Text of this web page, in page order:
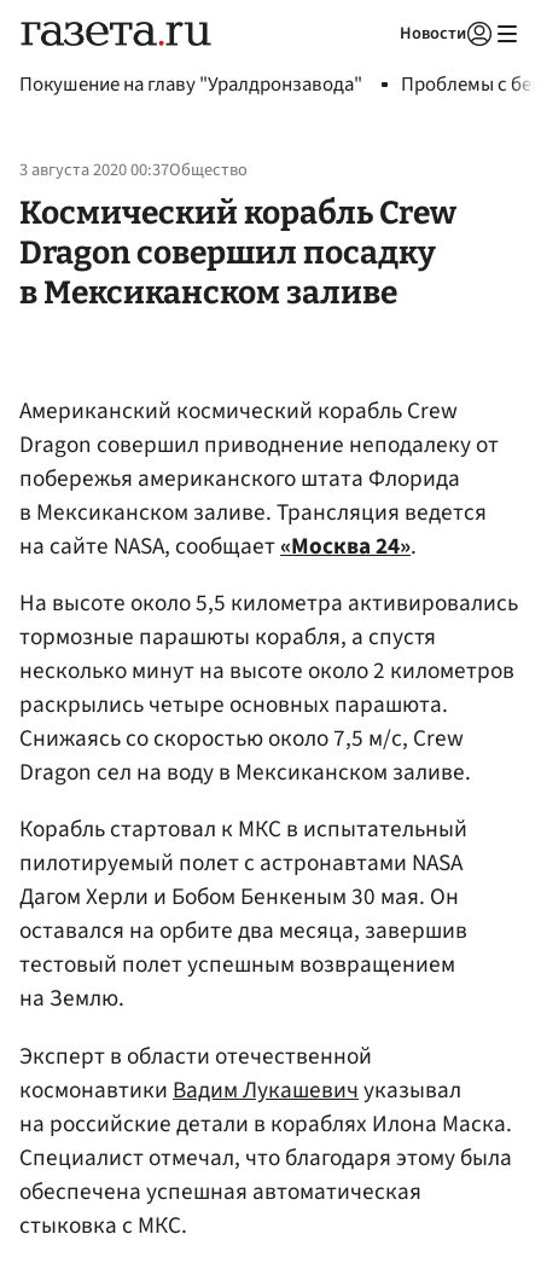
Новости
Покушение на главу "Уралдронзавода" Проблемы с
3 августа 2020 00:37Общество
Космический корабль Crew
Dragon совершил посадку
в Мексиканском заливе
Американский космический корабль Crew
Dragon совершил приводнение неподалеку от
побережья американского штата Флорида
в Мексиканском заливе. Трансляция ведется
на сайте NASA, сообщает«Москва 24».
На высоте около 5,5 километра активировались
тормозные парашюты корабля, а спустя
несколько минут на высоте около 2 километров
раскрылись четыре основных парашюта.
Снижаясь со скоростью около 7,5 м/с, Crew
Dragon сел на воду в Мексиканском заливе.
Корабль стартовал к МКС в испытательный
пилотируемый полет с астронавтами NASA
Дагом Херли и Бобом Бенкеным 30 мая. Он
оставался на орбите два месяца, завершив
тестовый полет успешным возвращением
на Землю.
Эксперт в области отечественной
космонавтики Вадим Лукашевичуказывал
на российские детали в кораблях Илона Маска.
Специалист отмечал, что благодаря этому была
обеспечена успешная автоматическая
стыковка с МКС.